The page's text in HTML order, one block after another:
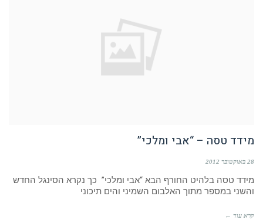
מידד טסה – “אבי ומלכי”
28 באוקטובר 2012
מידד טסה בלהיט החורף הבא “אבי ומלכי” כך נקרא הסינגל החדש
והשני במספר מתוך האלבום השמיני והים תיכוני
קרא עוד ←